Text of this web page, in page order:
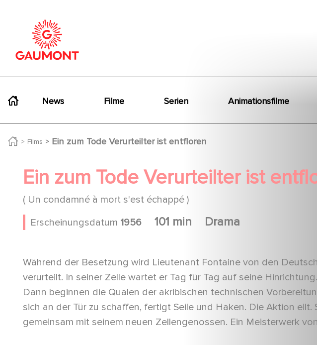
News Filme Serien Animationsfilme
FIlms Ein zum Tode Verurteilter ist entfloren
Ein zum Tode Verurteilter ist
( Un condamné à mort s'est échappé )
Erscheinungsdatum 1956 101 min Drama
Während der Besetzung wird Lieutenant Fontaine von den
verurteilt. In seiner Zelle wartet er Tag für Tag auf seine
Dann beginnen die Qualen der akribischen technischen
sich an der Tür zu schaffen, fertigt Seile und Haken. Die Aktion eilt.
gemeinsam mit seinem neuen Zellengenossen. Ein Meisterwerk